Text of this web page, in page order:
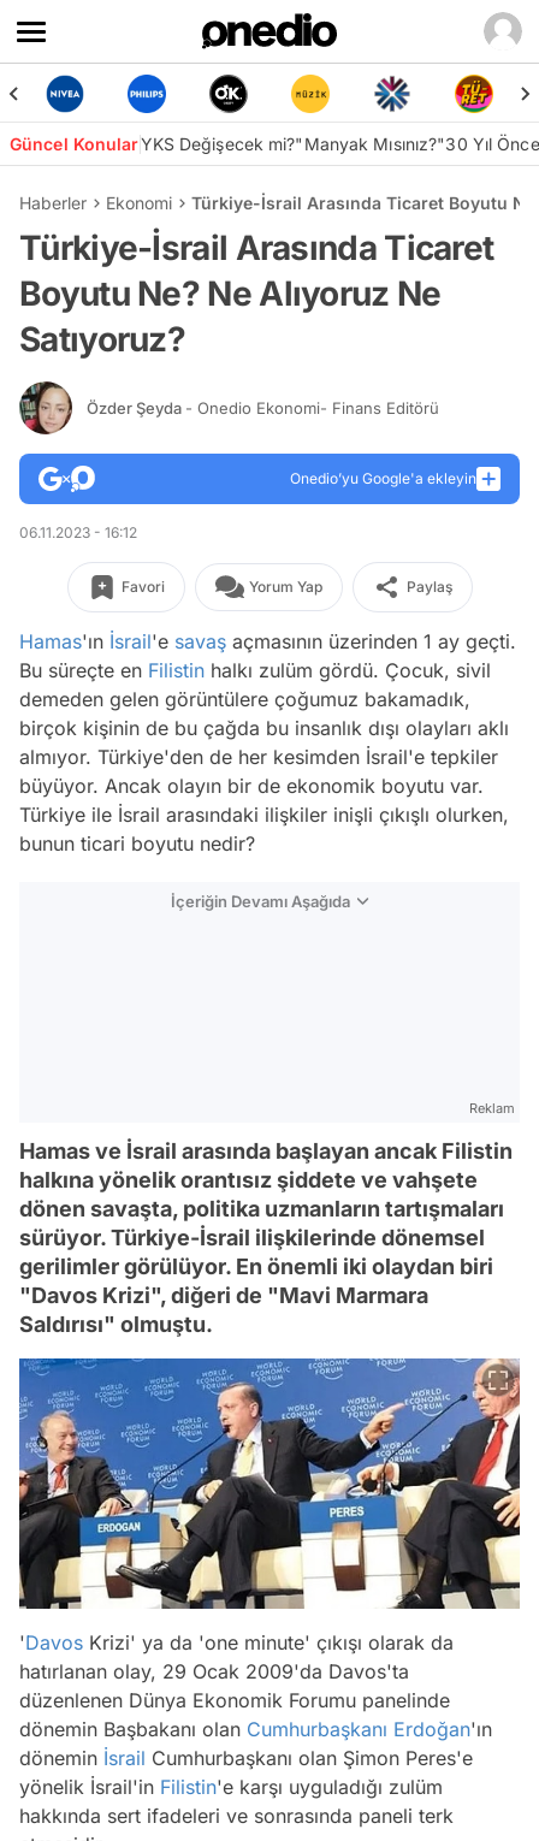
Güncel KonularYKS Değişecek mi?"Manyak Mısınız?"30 Yıl
Haberler Ekonomi Türkiye-İsrail Arasında Ticaret Boyutu
Türkiye-İsrail Arasında Ticaret
Boyutu Ne? Ne Alıyoruz Ne
Satıyoruz?
Özder Şeyda - Onedio Ekonomi- Finans Editörü
Onedio’yu Google'a ekleyin
06.11.2023 - 16:12
Favori Yorum Yap Paylaş
Hamas'ın İsrail'e savaş açmasının üzerinden 1 ay geçti.
Bu süreçte en Filistin halkı zulüm gördü. Çocuk, sivil
demeden gelen görüntülere çoğumuz bakamadık,
birçok kişinin de bu çağda bu insanlık dışı olayları aklı
almıyor. Türkiye'den de her kesimden İsrail'e tepkiler
büyüyor. Ancak olayın bir de ekonomik boyutu var.
Türkiye ile İsrail arasındaki ilişkiler inişli çıkışlı olurken,
bunun ticari boyutu nedir?
İçeriğin Devamı Aşağıda
Reklam
Hamas ve İsrail arasında başlayan ancak Filistin
halkına yönelik orantısız şiddete ve vahşete
dönen savaşta, politika uzmanların tartışmaları
sürüyor. Türkiye-İsrail ilişkilerinde dönemsel
gerilimler görülüyor. En önemli iki olaydan biri
"Davos Krizi", diğeri de "Mavi Marmara
Saldırısı" olmuştu.
'Davos Krizi' ya da 'one minute' çıkışı olarak da
hatırlanan olay, 29 Ocak 2009'da Davos'ta
düzenlenen Dünya Ekonomik Forumu panelinde
dönemin Başbakanı olan Cumhurbaşkanı Erdoğan'ın
dönemin İsrail Cumhurbaşkanı olan Şimon Peres'e
yönelik İsrail'in Filistin'e karşı uyguladığı zulüm
hakkında sert ifadeleri ve sonrasında paneli terk